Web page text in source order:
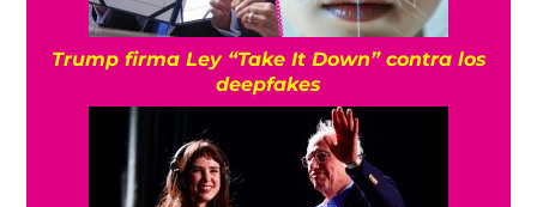
Trump firma Ley “Take It Down” contra los
deepfakes